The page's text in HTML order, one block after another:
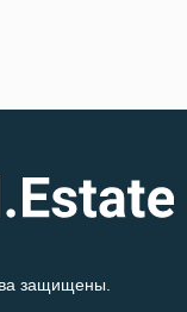
защищены.